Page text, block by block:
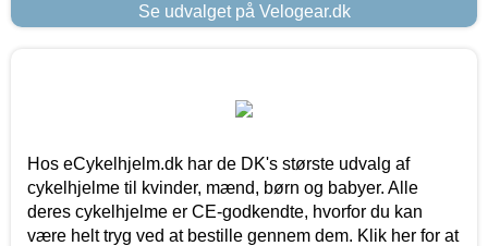
Se udvalget på Velogear.dk
Hos eCykelhjelm.dk har de DK's største udvalg af
cykelhjelme til kvinder, mænd, børn og babyer. Alle
deres cykelhjelme er CE-godkendte, hvorfor du kan
være helt tryg ved at bestille gennem dem. Klik her for at